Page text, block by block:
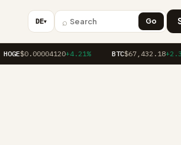
DE▼ ⌕ Go
HOGE$0.00004120+4.21% BTC$67,432.18